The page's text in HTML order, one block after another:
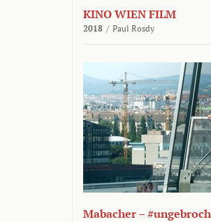
KINO WIEN FILM
2018 / Paul Rosdy
Mabacher –